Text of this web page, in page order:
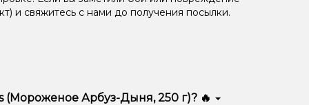
и свяжитесь с нами до получения посылки.
(Мороженое Арбуз-Дыня, 250 г)? 🔥